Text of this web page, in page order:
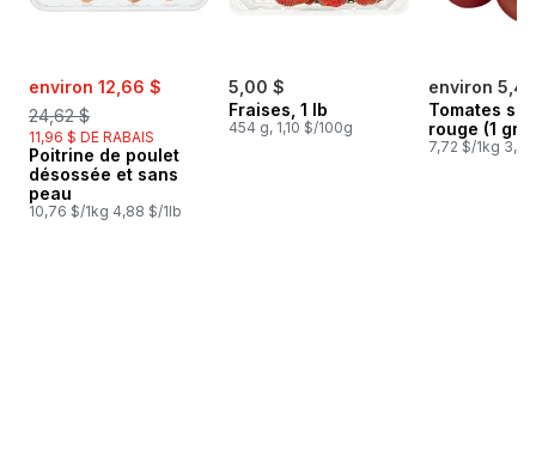
sale:
environ 12,66 $
, formerly:
24,62 $
11,96 $ DE RABAIS
Poitrine de poulet
désossée et sans
peau
10,76 $/1kg 4,88 $/1lb
5,00 $
Fraises, 1 lb
454 g, 1,10 $/100g
environ
Tomates
rouge (1
7,72 $/1kg